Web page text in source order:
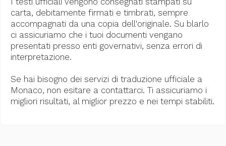
carta, debitamente firmati e timbrati, sempre
accompagnati da una copia dell'originale. Su blarlo
ci assicuriamo che i tuoi documenti vengano
presentati presso enti governativi, senza errori di
interpretazione.
Se hai bisogno dei servizi di traduzione ufficiale a
Monaco, non esitare a contattarci. Ti assicuriamo i
migliori risultati, al miglior prezzo e nei tempi stabiliti.